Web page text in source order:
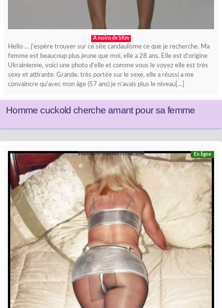
A moins de 5Km
Hello … j’espère trouver sur ce site candaulisme ce que je recherche. Ma
femme est beaucoup plus jeune que moi, elle a 28 ans. Elle est d’origine
Ukrainienne, voici une photo d’elle et comme vous le voyez elle est très
sexy et attirante. Grande, très portée sur le sexe, elle a réussi a me
convaincre qu’avec mon âge (57 ans) je n’avais plus le niveau[…]
Homme cuckold cherche amant pour sa femme
En ligne